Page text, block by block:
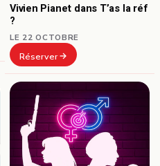
Vivien Pianet dans T’as la réf
?
LE 22 OCTOBRE
Réserver